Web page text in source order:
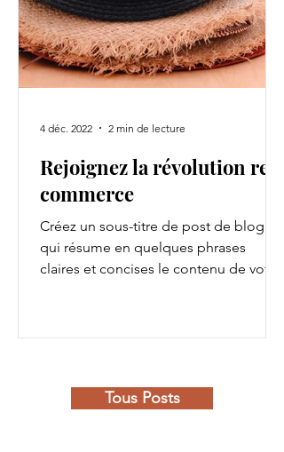
Rejoignez la révolution re-
commerce
Créez un sous-titre de post de blog
qui résume en quelques phrases
claires et concises le contenu de votre
4 déc. 2022 2 min de lecture
Tous Posts